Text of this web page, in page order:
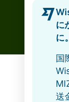
に
に。
国
送